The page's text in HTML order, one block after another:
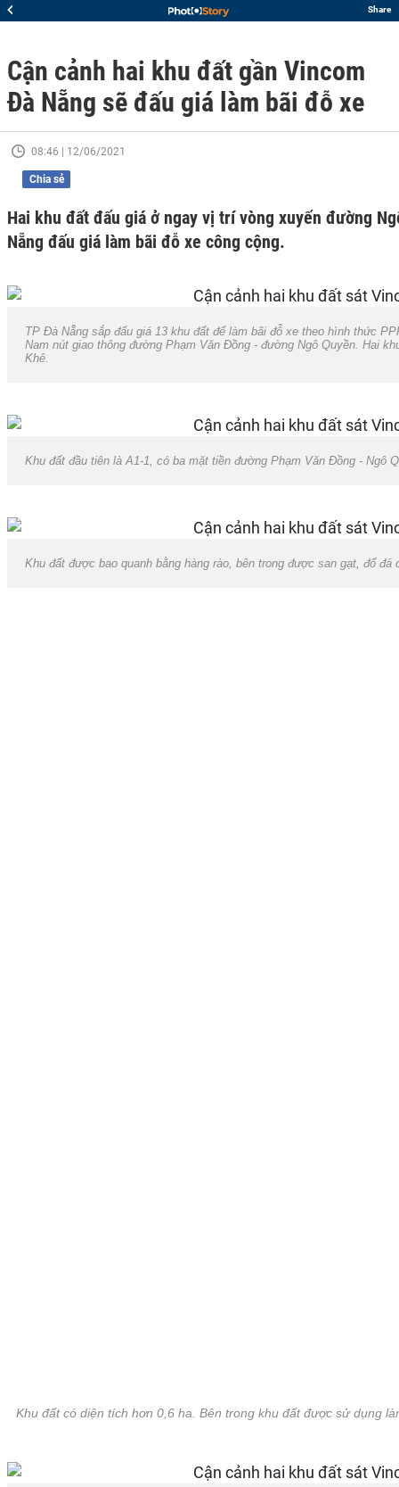
Share
Cận cảnh hai khu đất gần Vincom
Đà Nẵng sẽ đấu giá làm bãi đỗ xe
08:46 | 12/06/2021
Chia sẻ
Hai khu đất đấu giá ở ngay vị trí vòng xuyến đường
Nẵng đấu giá làm bãi đỗ xe công cộng.
TP Đà Nẵng sắp đấu giá 13 khu đất để làm bãi đỗ xe theo hình thức
Nam nút giao thông đường Phạm Văn Đồng - đường Ngô Quyền. Hai
Khê.
Khu đất đầu tiên là A1-1, có ba mặt tiền đường Phạm Văn Đồng - Ngô
Khu đất được bao quanh bằng hàng rào, bên trong được san gạt, đổ đá
Khu đất có diện tích hơn 0,6 ha. Bên trong khu đất được sử dụng